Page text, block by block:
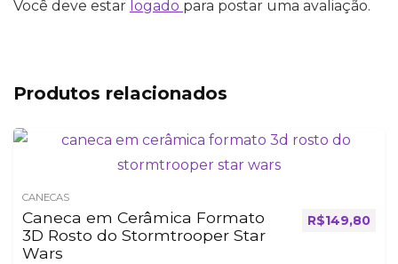
Você deve estar logado para postar uma avaliação.
Produtos relacionados
CANECAS
Caneca em Cerâmica Formato
3D Rosto do Stormtrooper Star
Wars
R$149,80